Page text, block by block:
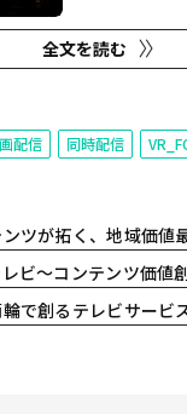
ける力、響か
コンテンツ配
でいかにして
に取り組んで
全文を読む
配信 同時配信
拓く、地域価値最大化戦略 〜
テンツ価値創造の現在地と未来 〜
テレビサービスの現在と未来 ～